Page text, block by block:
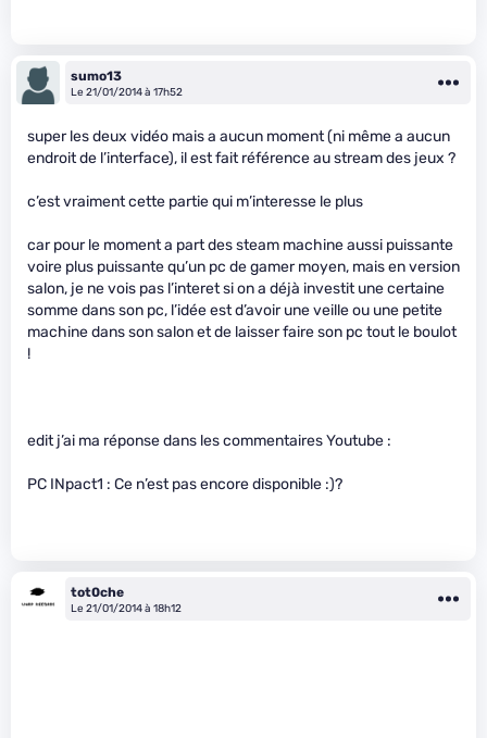
sumo13
Le 21/01/2014 à 17h52
super les deux vidéo mais a aucun moment (ni même a aucun
endroit de l’interface), il est fait référence au stream des jeux ?
c’est vraiment cette partie qui m’interesse le plus
car pour le moment a part des steam machine aussi puissante
voire plus puissante qu’un pc de gamer moyen, mais en version
salon, je ne vois pas l’interet si on a déjà investit une certaine
somme dans son pc, l’idée est d’avoir une veille ou une petite
machine dans son salon et de laisser faire son pc tout le boulot
!
edit j’ai ma réponse dans les commentaires Youtube :
PC INpact1 : Ce n’est pas encore disponible :)?
tot0che
Le 21/01/2014 à 18h12